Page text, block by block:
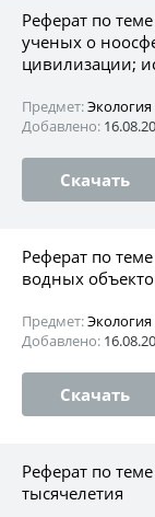
Реферат по
ученых о
цивилизации;
Предмет:Экология
Добавлено:
Скачать
Реферат по
водных
Предмет:Экология
Добавлено:
Скачать
Реферат по
тысячелетия